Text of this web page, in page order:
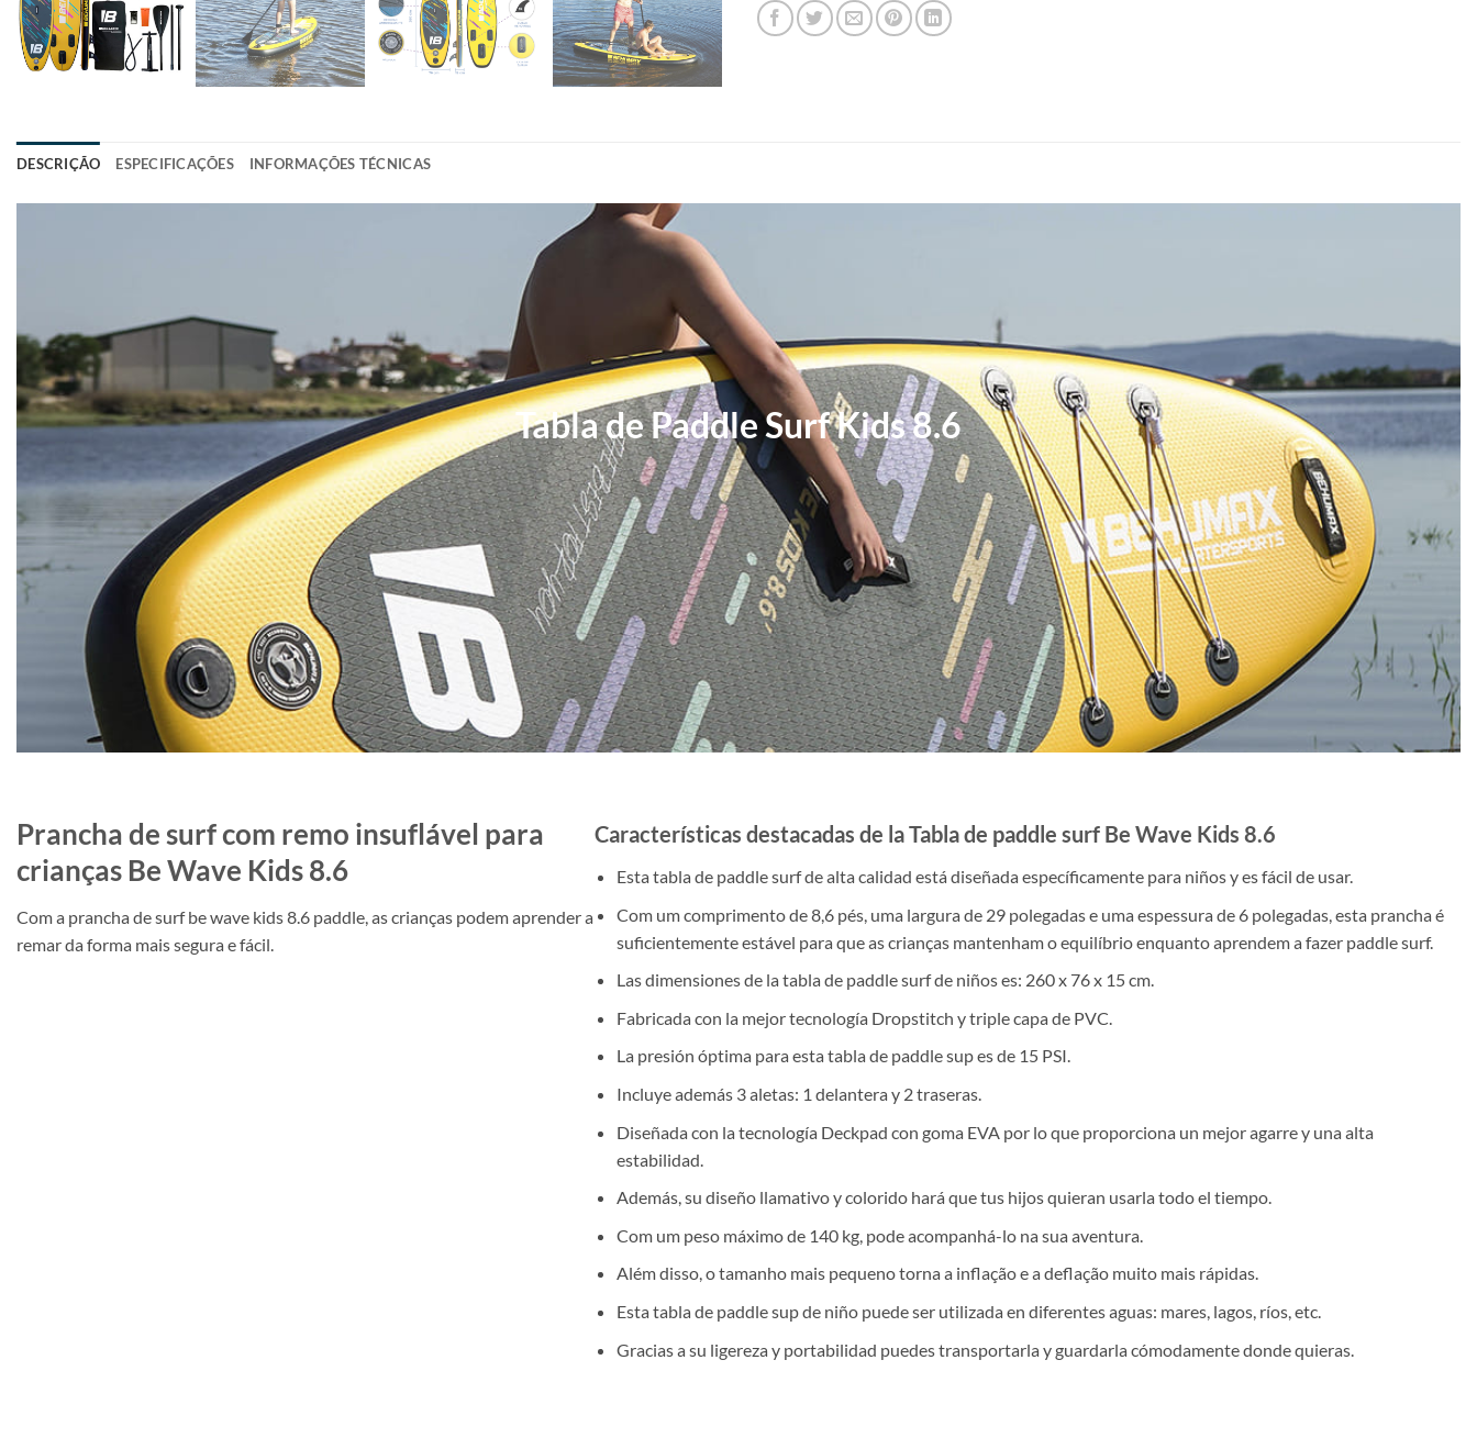
DESCRIÇÃO ESPECIFICAÇÕES INFORMAÇÕES TÉCNICAS
Tabla de Paddle Surf Kids 8.6
Prancha de surf com remo insuflável para
crianças Be Wave Kids 8.6
Com a prancha de surf be wave kids 8.6 paddle, as crianças podem aprender a
remar da forma mais segura e fácil.
Características destacadas de la Tabla de paddle surf Be Wave Kids 8.6
Esta tabla de paddle surf de alta calidad está diseñada específicamente para niños y es fácil de usar.
Com um comprimento de 8,6 pés, uma largura de 29 polegadas e uma espessura de 6 polegadas, esta prancha é
suficientemente estável para que as crianças mantenham o equilíbrio enquanto aprendem a fazer paddle surf.
Las dimensiones de la tabla de paddle surf de niños es: 260 x 76 x 15 cm.
Fabricada con la mejor tecnología Dropstitch y triple capa de PVC.
La presión óptima para esta tabla de paddle sup es de 15 PSI.
Incluye además 3 aletas: 1 delantera y 2 traseras.
Diseñada con la tecnología Deckpad con goma EVA por lo que proporciona un mejor agarre y una alta
estabilidad.
Además, su diseño llamativo y colorido hará que tus hijos quieran usarla todo el tiempo.
Com um peso máximo de 140 kg, pode acompanhá-lo na sua aventura.
Além disso, o tamanho mais pequeno torna a inflação e a deflação muito mais rápidas.
Esta tabla de paddle sup de niño puede ser utilizada en diferentes aguas: mares, lagos, ríos, etc.
Gracias a su ligereza y portabilidad puedes transportarla y guardarla cómodamente donde quieras.